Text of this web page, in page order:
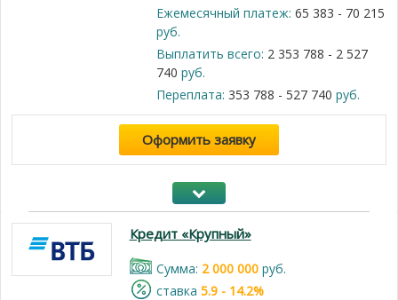
Ежемесячный платеж: 65 383 - 70 215
руб.
Выплатить всего: 2 353 788 - 2 527
740 руб.
Переплата: 353 788 - 527 740 руб.
Оформить заявку
Кредит «Крупный»
Cумма: 2 000 000руб.
cтавка 5.9 - 14.2%